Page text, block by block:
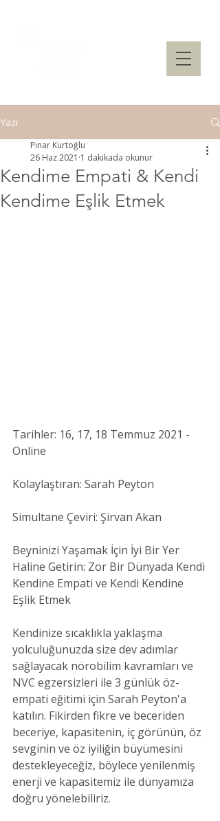
Yazı
Kendime Empati & Kendi
Kendime Eşlik Etmek
Pınar Kurtoğlu
26 Haz 2021 1 dakikada okunur
Tarihler: 16, 17, 18 Temmuz 2021 -
Online
Kolaylaştıran: Sarah Peyton
Simultane Çeviri: Şirvan Akan
Beyninizi Yaşamak İçin İyi Bir Yer
Haline Getirin: Zor Bir Dünyada Kendi
Kendine Empati ve Kendi Kendine
Eşlik Etmek
Kendinize sıcaklıkla yaklaşma
yolculuğunuzda size dev adımlar
sağlayacak nörobilim kavramları ve
NVC egzersizleri ile 3 günlük öz-
empati eğitimi için Sarah Peyton'a
katılın. Fikirden fikre ve beceriden
beceriye, kapasitenin, iç görünün, öz
sevginin ve öz iyiliğin büyümesini
destekleyeceğiz, böylece yenilenmiş
enerji ve kapasitemiz ile dünyamıza
doğru yönelebiliriz.